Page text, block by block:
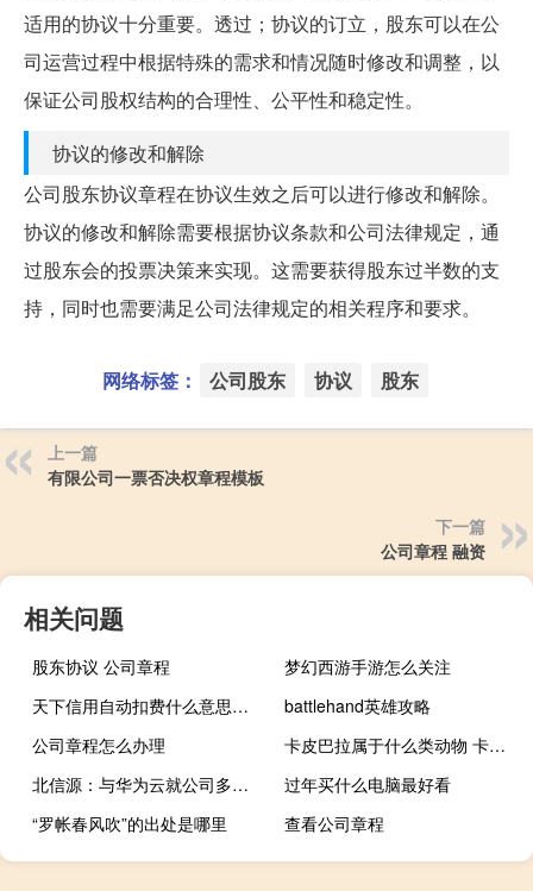
适用的协议十分重要。透过；协议的订立，股东可以在公
司运营过程中根据特殊的需求和情况随时修改和调整，以
保证公司股权结构的合理性、公平性和稳定性。
协议的修改和解除
公司股东协议章程在协议生效之后可以进行修改和解除。
协议的修改和解除需要根据协议条款和公司法律规定，通
过股东会的投票决策来实现。这需要获得股东过半数的支
持，同时也需要满足公司法律规定的相关程序和要求。
网络标签： 公司股东 协议 股东
上一篇
有限公司一票否决权章程模板
下一篇
公司章程 融资
相关问题
股东协议 公司章程
梦幻西游手游怎么关注
天下信用自动扣费什么意思（天下信用）
battlehand英雄攻略
公司章程怎么办理
卡皮巴拉属于什么类动物 卡皮巴拉是个什么动物
北信源：与华为云就公司多种通信云应用进行了深入合作适配
过年买什么电脑最好看
“罗帐春风吹”的出处是哪里
查看公司章程